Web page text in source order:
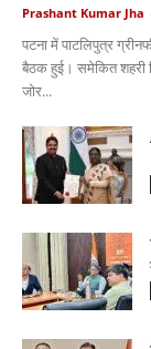
Prashant Kumar Jha
पटना में पाटलिपुत्र
बैठक हुई। समेकित शहरी
जोर...